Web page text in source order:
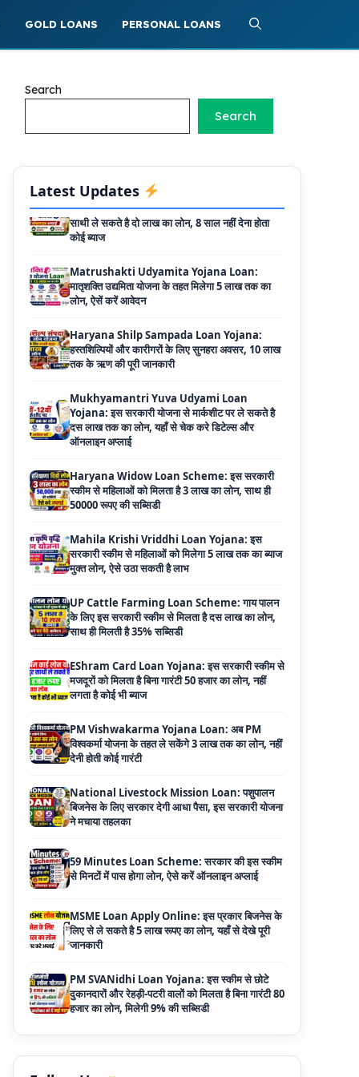
GOLD LOANS PERSONAL LOANS
Search
Search
Latest Updates
के लिए LIC से ले सकते है 8 लाख तक का लोन, मिलती है
लोन, कम ब्याज के साथ मिलती है 15% सब्सिडी
Labour House Construction Loan
साथी ले सकते है दो लाख का लोन, 8 साल नहीं देना होता
Matrushakti Udyamita Yojana Loan:
मातृशक्ति उद्यमिता योजना के तहत मिलेगा 5 लाख तक का
लोन, ऐसें करें आवेदन
Haryana Shilp Sampada Loan Yojana:
हस्तशिल्पियों और कारीगरों के लिए सुनहरा अवसर, 10 लाख
तक के ऋण की पूरी जानकारी
Mukhyamantri Yuva Udyami Loan
Yojana: इस सरकारी योजना से मार्कशीट पर ले सकते है
दस लाख तक का लोन, यहाँ से चेक करे डिटेल्स और
Haryana Widow Loan Scheme: इस सरकारी
स्कीम से महिलाओं को मिलता है 3 लाख का लोन, साथ ही
50000 रूपए की सब्सिडी
Mahila Krishi Vriddhi Loan Yojana: इस
सरकारी स्कीम से महिलाओं को मिलेगा 5 लाख तक का ब्याज
मुक्त लोन, ऐसे उठा सकती है लाभ
UP Cattle Farming Loan Scheme: गाय पालन
के लिए इस सरकारी स्कीम से मिलता है दस लाख का लोन,
साथ ही मिलती है 35% सब्सिडी
EShram Card Loan Yojana: इस सरकारी स्कीम से
मजदूरों को मिलता है बिना गारंटी 50 हजार का लोन, नहीं
लगता है कोई भी ब्याज
PM Vishwakarma Yojana Loan: अब PM
विश्वकर्मा योजना के तहत ले सकेंगे 3 लाख तक का लोन, नहीं
देनी होती कोई गारंटी
National Livestock Mission Loan: पशुपालन
बिजनेस के लिए सरकार देगी आधा पैसा, इस सरकारी योजना
ने मचाया तहलका
59 Minutes Loan Scheme: सरकार की इस स्कीम
से मिनटों में पास होगा लोन, ऐसे करें ऑनलाइन अप्लाई
MSME Loan Apply Online: इस प्रकार बिजनेस के
लिए से ले सकते है 5 लाख रूपए का लोन, यहाँ से देखे पूरी
PM SVANidhi Loan Yojana: इस स्कीम से छोटे
दुकानदारों और रेहड़ी-पटरी वालों को मिलता है बिना गारंटी 80
हजार का लोन, मिलेगी 9% की सब्सिडी
Haryana Self Help Group Loan 2026: स्वयं
सहायता समूह महिलाओं को मिल रहा है ₹10 लाख तक का
लोन, ऐसे करें आवेदन